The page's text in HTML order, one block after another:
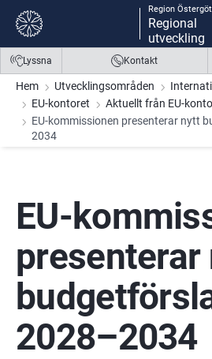
Gå till innehåll
Gå till meny
Gå till sidfot
Region
Regional
utveckling
Lyssna Kontakt
Hem Utvecklingsområden
EU-kontoret
Aktuellt från EU-
EU-kommissionen presenterar nytt
2034
EU-
presenterar
2028–2034